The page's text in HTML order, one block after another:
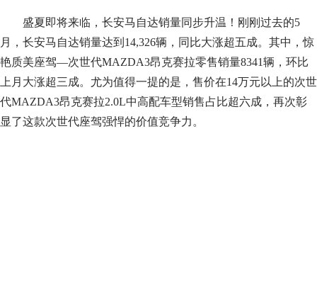
盛夏即将来临，长安马自达销量同步升温！刚刚过去的5
月，长安马自达销量达到14,326辆，同比大涨超五成。其中，惊
艳质美座驾—次世代MAZDA3昂克赛拉零售销量8341辆，环比
上月大涨超三成。尤为值得一提的是，售价在14万元以上的次世
代MAZDA3昂克赛拉2.0L中高配车型销售占比超六成，再次彰
显了这款次世代座驾强悍的价值竞争力。